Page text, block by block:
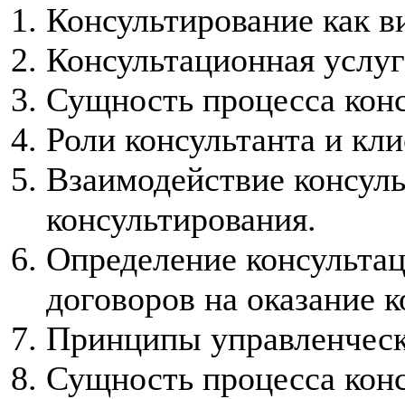
Консультирование как
Консультационная
Сущность процесса
Роли консультанта и
Взаимодействие
консультирования.
Определение
договоров на оказание
Принципы
Сущность процесса